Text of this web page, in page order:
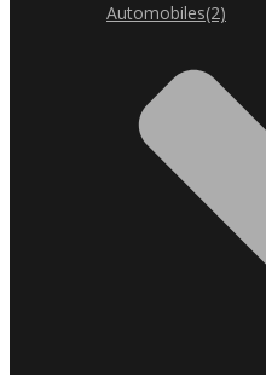
Automobiles(2)